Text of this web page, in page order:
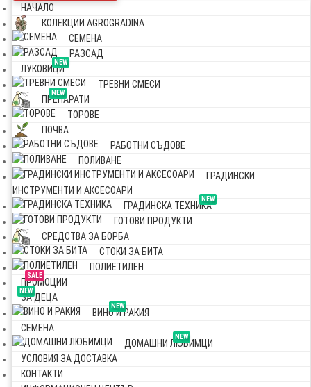
НАЧАЛО
КОЛЕКЦИИ AGROGRADINA
СЕМЕНА
РАЗСАД
NEW
ЛУКОВИЦИ
ТРЕВНИ СМЕСИ
NEW
ПРЕПАРАТИ
ТОРОВЕ
ПОЧВА
РАБОТНИ СЪДОВЕ
ПОЛИВАНЕ
ГРАДИНСКИ
ИНСТРУМЕНТИ И АКСЕСОАРИ
NEW
ГРАДИНСКА ТЕХНИКА
ГОТОВИ ПРОДУКТИ
СРЕДСТВА ЗА БОРБА
СТОКИ ЗА БИТА
ПОЛИЕТИЛЕН
SALE
ПРОМОЦИИ
NEW
ЗА ДЕЦА
NEW
ВИНО И РАКИЯ
СЕМЕНА
NEW
ДОМАШНИ ЛЮБИМЦИ
УСЛОВИЯ ЗА ДОСТАВКА
КОНТАКТИ